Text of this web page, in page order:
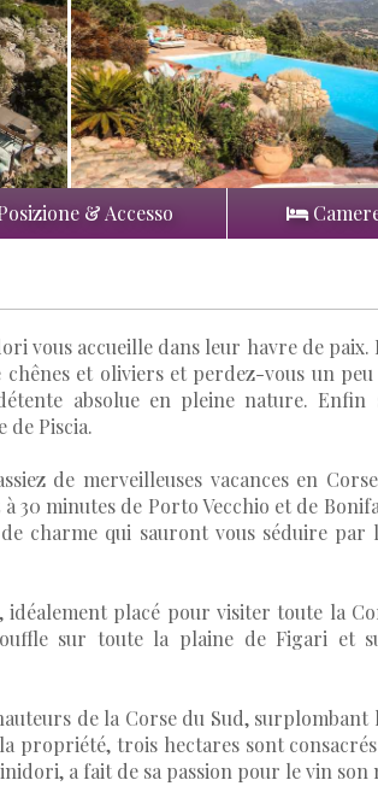
& Accesso
vous accueille dans leur havre de
et oliviers et perdez-vous un
absolue en pleine nature. Enfin
de Piscia.
de merveilleuses vacances en
30 minutes de Porto Vecchio et de
charme qui sauront vous séduire par
placé pour visiter toute la
sur toute la plaine de Figari et
de la Corse du Sud,
propriété, trois hectares sont
a fait de sa passion pour le vin son